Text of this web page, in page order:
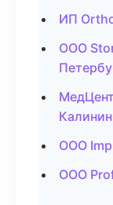
ИП
ООО
ООО
ООО